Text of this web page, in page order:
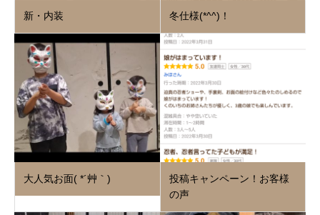
新・内装 冬仕様(*^^)！
大人気お面( *´艸｀)
投稿キャンペーン！お客様
の声